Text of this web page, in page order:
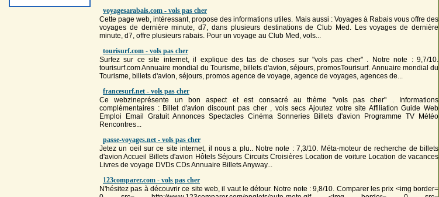
voyagesarabais.com - vols pas cher
Cette page web, intéressant, propose des informations utiles. Mais aussi : Voyages à Rabais vous offre des
voyages de dernière minute, d7, dans plusieurs destinations de Club Med. Les voyages de dernière
minute, d7, offre plusieurs rabais. Pour un voyage au Club Med, vols...
tourisurf.com - vols pas cher
Surfez sur ce site internet, il explique des tas de choses sur "vols pas cher" . Notre note : 9,7/10.
tourisurf.com Annuaire mondial du Tourisme, billets d'avion, séjours, promosTourisurf. Annuaire mondial du
Tourisme, billets d'avion, séjours, promos agence de voyage, agence de voyages, agences de...
francesurf.net - vols pas cher
Ce webzineprésente un bon aspect et est consacré au thème "vols pas cher" . Informations
complémentaires : Billet d'avion discount pas cher, volssecs Ajoutez votre site Affiliation Guide Web
Emploi Email Gratuit Annonces Spectacles Cinéma Sonneries Billets d'avion Programme TV Météo
Rencontres...
passe-voyages.net - vols pas cher
Jetez un oeil sur ce site internet, il nous a plu.. Notre note : 7,3/10. Méta-moteur de recherche de billets
d'avion Accueil Billets d'avion Hôtels Séjours Circuits Croisières Location de voiture Location de vacances
Livres de voyage DVDs CDs Annuaire Billets Anyway...
123comparer.com - vols pas cher
N'hésitez pas à découvrir ce site web, il vaut le détour. Notre note : 9,8/10. Comparer les prix <img border=